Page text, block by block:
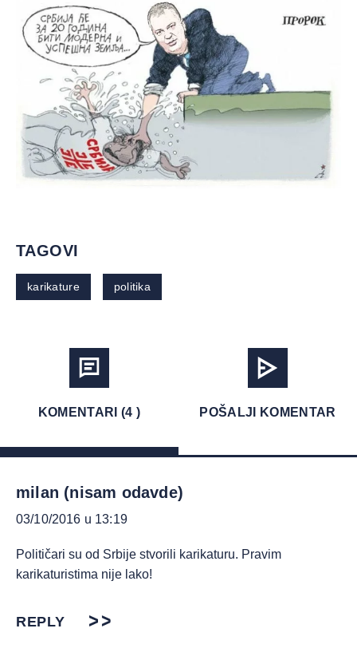
TAGOVI
karikature politika
KOMENTARI (4 ) POŠALJI KOMENTAR
milan (nisam odavde)
03/10/2016 u 13:19
Političari su od Srbije stvorili karikaturu. Pravim
karikaturistima nije lako!
REPLY